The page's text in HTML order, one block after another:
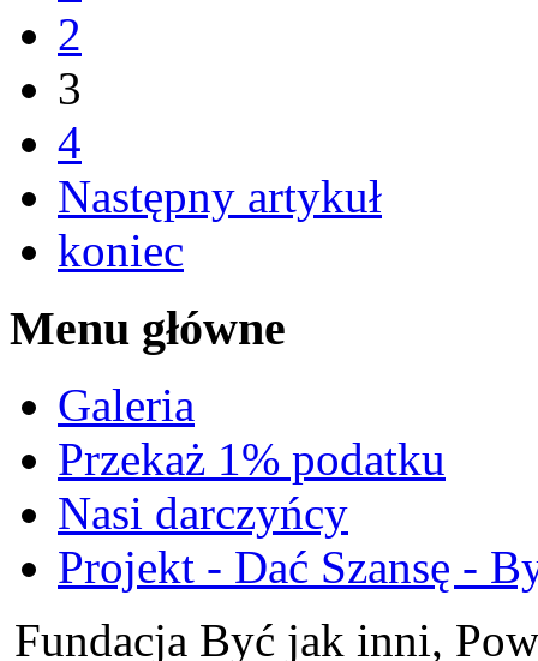
2
3
4
Następny artykuł
koniec
Menu główne
Galeria
Przekaż 1% podatku
Nasi darczyńcy
Projekt - Dać Szansę -
Fundacja Być jak inni,